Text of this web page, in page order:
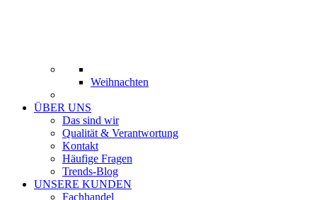
Weihnachten
ÜBER UNS
Das sind wir
Qualität & Verantwortung
Kontakt
Häufige Fragen
Trends-Blog
UNSERE KUNDEN
Fachhandel